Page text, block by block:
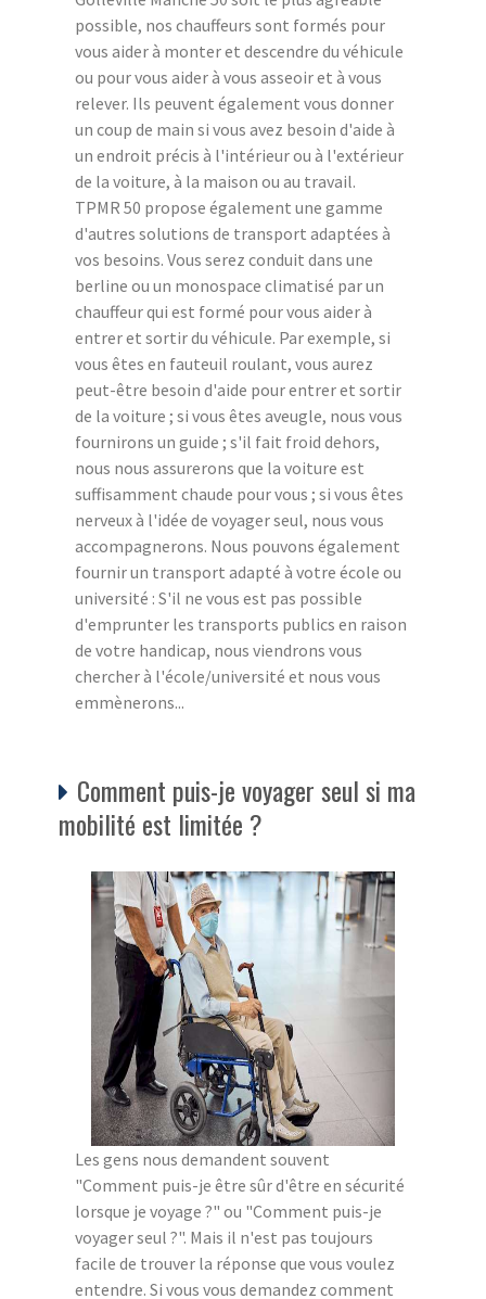
possible, nos chauffeurs sont formés pour
vous aider à monter et descendre du véhicule
ou pour vous aider à vous asseoir et à vous
relever. Ils peuvent également vous donner
un coup de main si vous avez besoin d'aide à
un endroit précis à l'intérieur ou à l'extérieur
de la voiture, à la maison ou au travail.
TPMR 50 propose également une gamme
d'autres solutions de transport adaptées à
vos besoins. Vous serez conduit dans une
berline ou un monospace climatisé par un
chauffeur qui est formé pour vous aider à
entrer et sortir du véhicule. Par exemple, si
vous êtes en fauteuil roulant, vous aurez
peut-être besoin d'aide pour entrer et sortir
de la voiture ; si vous êtes aveugle, nous vous
fournirons un guide ; s'il fait froid dehors,
nous nous assurerons que la voiture est
suffisamment chaude pour vous ; si vous êtes
nerveux à l'idée de voyager seul, nous vous
accompagnerons. Nous pouvons également
fournir un transport adapté à votre école ou
université : S'il ne vous est pas possible
d'emprunter les transports publics en raison
de votre handicap, nous viendrons vous
chercher à l'école/université et nous vous
emmènerons...
Comment puis-je voyager seul si ma
mobilité est limitée ?
Les gens nous demandent souvent
"Comment puis-je être sûr d'être en sécurité
lorsque je voyage ?" ou "Comment puis-je
voyager seul ?". Mais il n'est pas toujours
facile de trouver la réponse que vous voulez
entendre. Si vous vous demandez comment